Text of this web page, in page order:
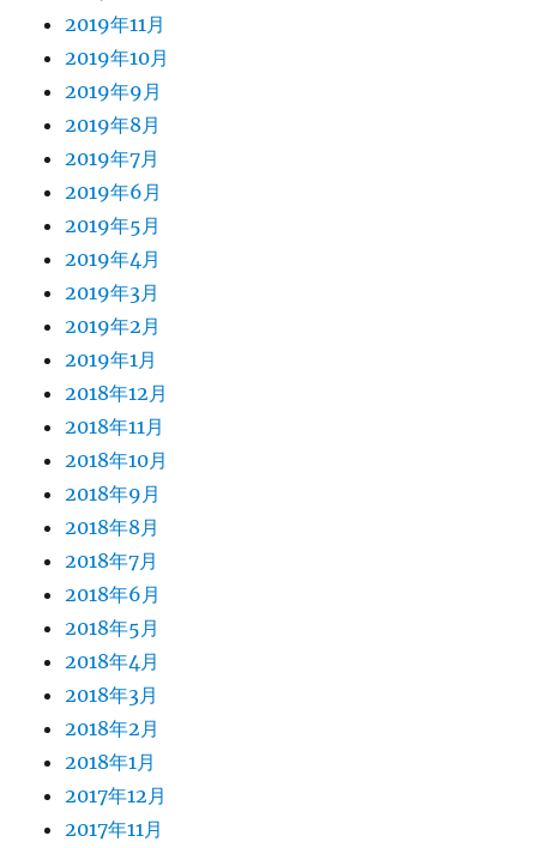
2019年11月
2019年10月
2019年9月
2019年8月
2019年7月
2019年6月
2019年5月
2019年4月
2019年3月
2019年2月
2019年1月
2018年12月
2018年11月
2018年10月
2018年9月
2018年8月
2018年7月
2018年6月
2018年5月
2018年4月
2018年3月
2018年2月
2018年1月
2017年12月
2017年11月